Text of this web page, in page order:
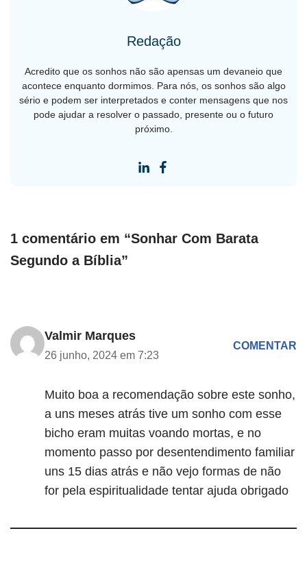
Redação
Acredito que os sonhos não são apensas um devaneio que
acontece enquanto dormimos. Para nós, os sonhos são algo
sério e podem ser interpretados e conter mensagens que nos
pode ajudar a resolver o passado, presente ou o futuro
próximo.
1 comentário em “Sonhar Com Barata
Segundo a Bíblia”
Valmir Marques
26 junho, 2024 em 7:23
COMENTAR
Muito boa a recomendação sobre este sonho,
a uns meses atrás tive um sonho com esse
bicho eram muitas voando mortas, e no
momento passo por desentendimento familiar
uns 15 dias atrás e não vejo formas de não
for pela espiritualidade tentar ajuda obrigado